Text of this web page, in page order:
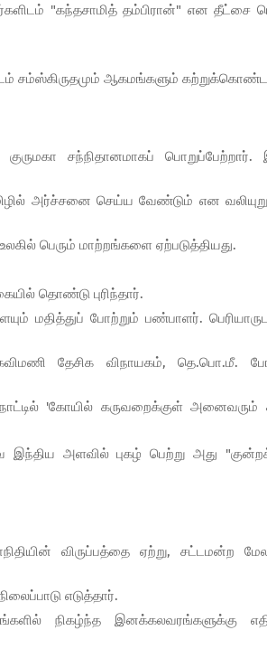
"கந்தசாமித் தம்பிரான்" என தீட்சை
சம்ஸ்கிருதமும் ஆகமங்களும்
சந்நிதானமாகப் பொறுப்பேற்றார்.
அர்ச்சனை செய்ய வேண்டும் என
பெரும் மாற்றங்களை ஏற்படுத்தியது.
தொண்டு புரிந்தார்.
மதித்துப் போற்றும் பண்பாளர்.
கவிமணி தேசிக விநாயகம், தெ.பொ.மீ.
'கோயில் கருவறைக்குள் அனைவரும்
இந்திய அளவில் புகழ் பெற்று அது
விருப்பத்தை ஏற்று, சட்டமன்ற
எடுத்தார்.
நிகழ்ந்த இனக்கலவரங்களுக்கு